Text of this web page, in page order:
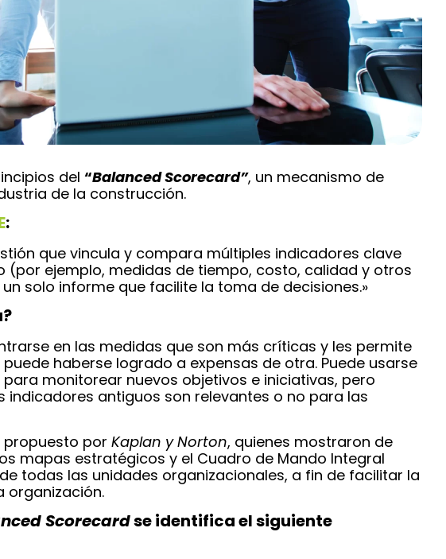
del “Balanced Scorecard”, un mecanismo de
de la construcción.
:
que vincula y compara múltiples indicadores clave
(por ejemplo, medidas de tiempo, costo, calidad y otros
solo informe que facilite la toma de decisiones.»
en las medidas que son más críticas y les permite
haberse logrado a expensas de otra. Puede usarse
para monitorear nuevos objetivos e iniciativas, pero
indicadores antiguos son relevantes o no para las
por Kaplan y Norton, quienes mostraron de
mapas estratégicos y el Cuadro de Mando Integral
todas las unidades organizacionales, a fin de facilitar la
organización.
Scorecardse identifica el siguiente